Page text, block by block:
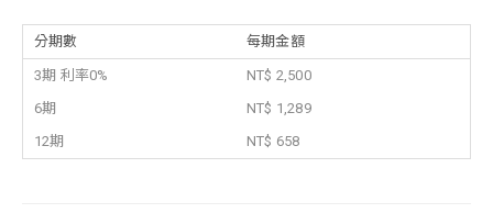
分期數 每期金額
3期 利率0%
NT$ 2,500
6期
NT$ 1,289
12期
NT$ 658